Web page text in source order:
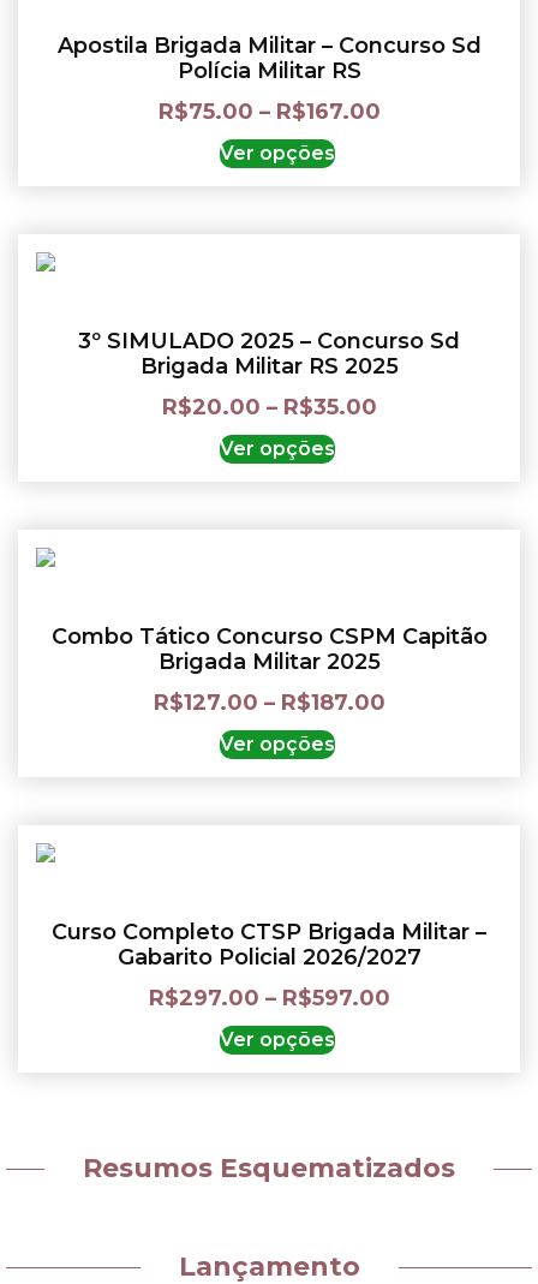
Apostila Brigada Militar – Concurso Sd
Polícia Militar RS
R$75.00 – R$167.00
Ver opções
3º SIMULADO 2025 – Concurso Sd
Brigada Militar RS 2025
R$20.00 – R$35.00
Ver opções
Combo Tático Concurso CSPM Capitão
Brigada Militar 2025
R$127.00 – R$187.00
Ver opções
Curso Completo CTSP Brigada Militar –
Gabarito Policial 2026/2027
R$297.00 – R$597.00
Ver opções
Resumos Esquematizados
Lançamento